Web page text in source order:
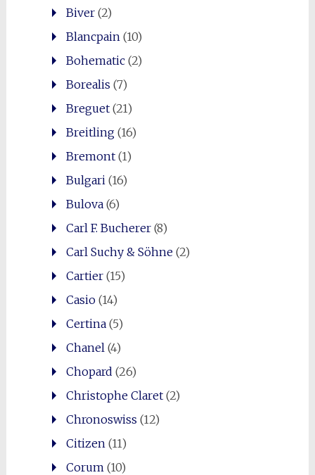
Biver(2)
Blancpain(10)
Bohematic(2)
Borealis (7)
Breguet(21)
Breitling(16)
Bremont(1)
Bulgari(16)
Bulova(6)
Carl F. Bucherer(8)
Carl Suchy & Söhne(2)
Cartier(15)
Casio(14)
Certina(5)
Chanel(4)
Chopard (26)
Christophe Claret(2)
Chronoswiss (12)
Citizen(11)
Corum(10)